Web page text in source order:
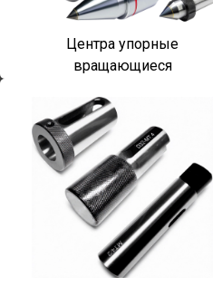
Центра упорные
вращающиеся